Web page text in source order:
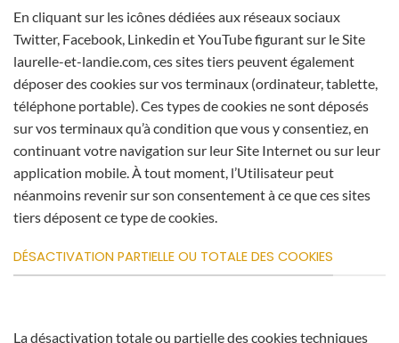
En cliquant sur les icônes dédiées aux réseaux sociaux
Twitter, Facebook, Linkedin et YouTube figurant sur le Site
laurelle-et-landie.com, ces sites tiers peuvent également
déposer des cookies sur vos terminaux (ordinateur, tablette,
téléphone portable). Ces types de cookies ne sont déposés
sur vos terminaux qu’à condition que vous y consentiez, en
continuant votre navigation sur leur Site Internet ou sur leur
application mobile. À tout moment, l’Utilisateur peut
néanmoins revenir sur son consentement à ce que ces sites
tiers déposent ce type de cookies.
DÉSACTIVATION PARTIELLE OU TOTALE DES COOKIES
La désactivation totale ou partielle des cookies techniques